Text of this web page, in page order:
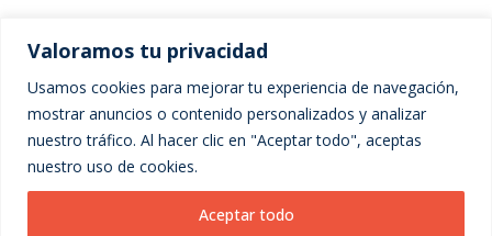
Valoramos tu privacidad
Usamos cookies para mejorar tu experiencia de navegación,
mostrar anuncios o contenido personalizados y analizar
nuestro tráfico. Al hacer clic en "Aceptar todo", aceptas
nuestro uso de cookies.
Aceptar todo
Ayuda
Privacidad